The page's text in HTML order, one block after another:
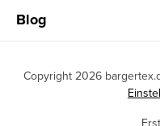
Blog
Copyright 2026